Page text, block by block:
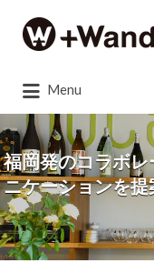
Search
for:
Menu
for:
福岡発のコラボ
ニケーションを